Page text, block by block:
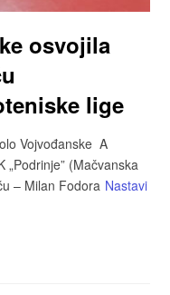
osvojila
lige
Vojvođanske A
„Podrinje” (Mačvanska
– Milan Fodora Nastavi